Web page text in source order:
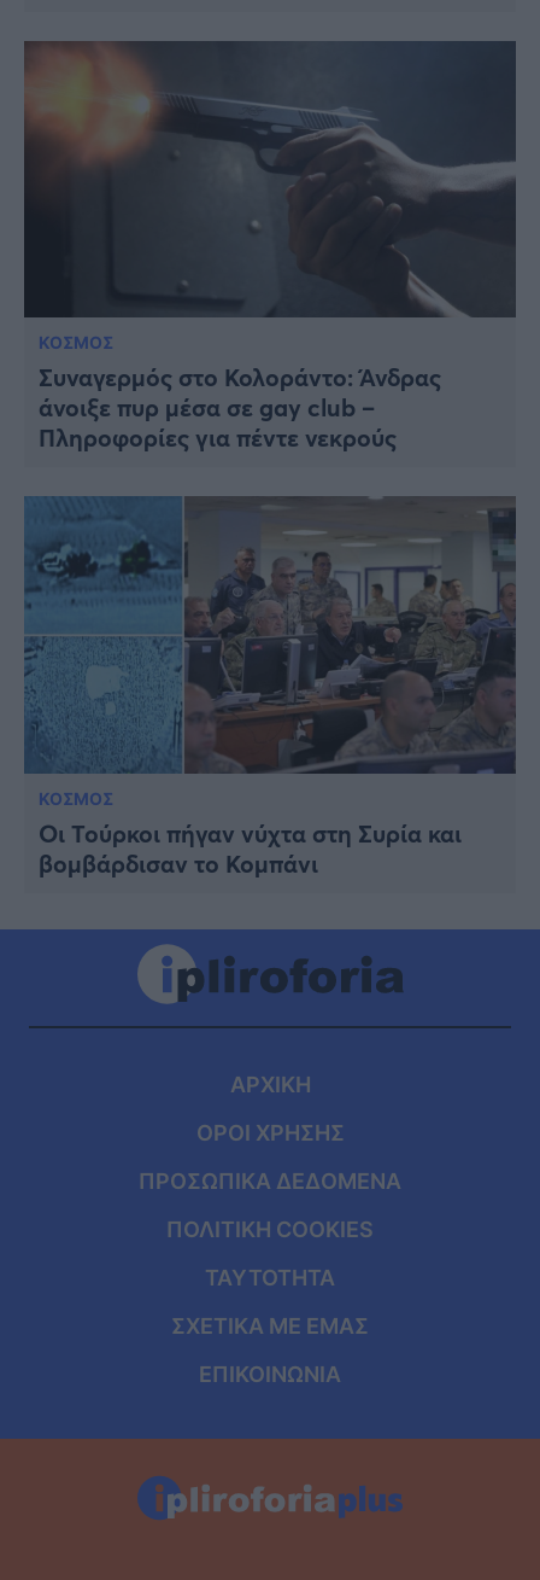
ΚΟΣΜΟΣ
Συναγερμός στο Κολοράντο: Άνδρας
άνοιξε πυρ μέσα σε gay club –
Πληροφορίες για πέντε νεκρούς
ΚΟΣΜΟΣ
Οι Τούρκοι πήγαν νύχτα στη Συρία και
βομβάρδισαν το Κομπάνι
ΑΡΧΙΚΗ
ΟΡΟΙ ΧΡΗΣΗΣ
ΠΡΟΣΩΠΙΚΑ ΔΕΔΟΜΕΝΑ
ΠΟΛΙΤΙΚΗ COOKIES
ΤΑΥΤΟΤΗΤΑ
ΣΧΕΤΙΚΑ ΜΕ ΕΜΑΣ
ΕΠΙΚΟΙΝΩΝΙΑ